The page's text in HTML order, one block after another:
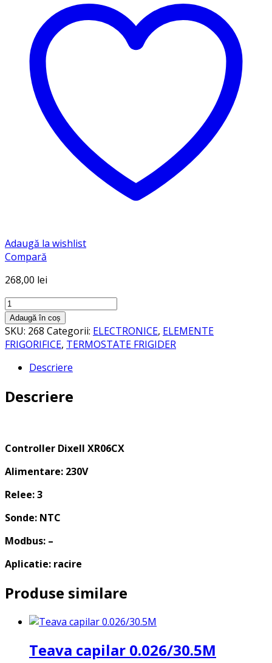
Adaugă la wishlist
Compară
268,00 lei
Cantitate
Controller
XC
06
230V/8A
DIXELL
Adaugă în coș
SKU: 268 Categorii: ELECTRONICE, ELEMENTE
FRIGORIFICE, TERMOSTATE FRIGIDER
Descriere
Descriere
Controller Dixell XR06CX
Alimentare: 230V
Relee: 3
Sonde: NTC
Modbus: –
Aplicatie: racire
Produse similare
Teava capilar 0.026/30.5M